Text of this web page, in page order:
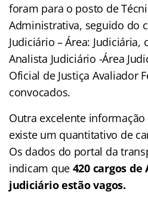
foram para o posto de
Administrativa, seguido do
Judiciário – Área:
Analista Judiciário -Área
Oficial de Justiça Avaliador
convocados.
Outra excelente informação
existe um quantitativo de
Os dados do portal da
indicam que 420 cargos
judiciário estão vagos.